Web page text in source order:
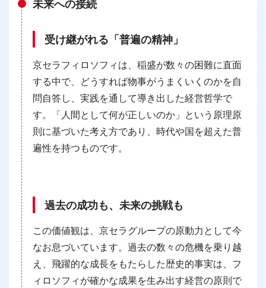
未来への接続
受け継がれる「普遍の精神」
京セラフィロソフィは、稲盛が数々の困難に直面
する中で、どうすれば物事がうまくいくのかを自
問自答し、実践を通して導き出した経営哲学で
す。「人間として何が正しいのか」という原理原
則に基づいた考え方であり、時代や国を超えた普
遍性を持つものです。
過去の成功も、未来の挑戦も
この価値観は、京セラグループの原動力として今
なお息づいています。過去の数々の危機を乗り越
え、飛躍的な成長をもたらした歴史的事実は、フ
ィロソフィが確かな成果を生み出す経営の原則で